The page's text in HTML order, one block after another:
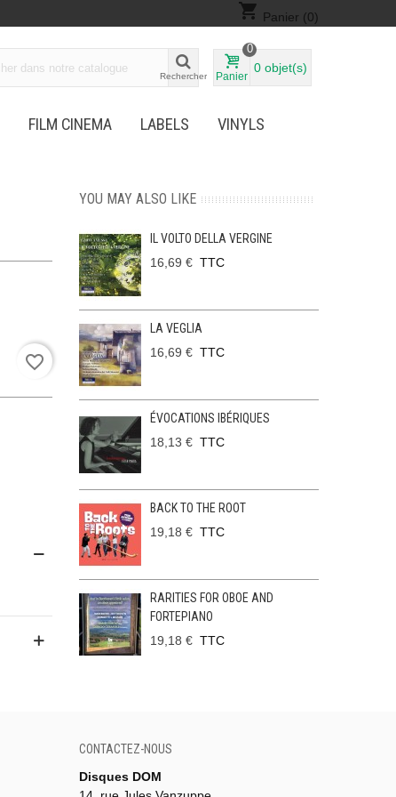
shopping_cart Panier (0)
Rechercher Panier
0
0 objet(s)
FILM CINEMA LABELS
VINYLS
favorite_border
YOU MAY ALSO LIKE
IL VOLTO DELLA VERGINE
16,69 € TTC
LA VEGLIA
16,69 € TTC
ÉVOCATIONS IBÉRIQUES
18,13 € TTC
BACK TO THE ROOT
19,18 € TTC
RARITIES FOR OBOE AND
FORTEPIANO
19,18 € TTC
CONTACTEZ-NOUS
Disques DOM